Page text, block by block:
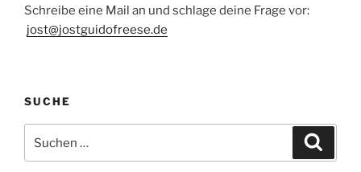
Schreibe eine Mail an und schlage deine Frage vor:
jost@jostguidofreese.de
SUCHE
nach: